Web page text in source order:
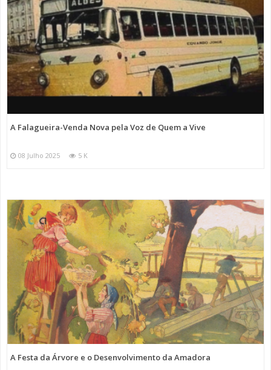
A Falagueira-Venda Nova pela Voz de Quem a Vive
08 Julho 2025 5 K
A Festa da Árvore e o Desenvolvimento da Amadora